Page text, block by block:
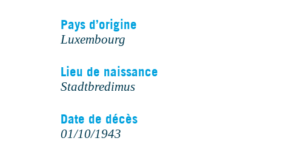
Pays d’origine
Luxembourg
Lieu de naissance
Stadtbredimus
Date de décès
01/10/1943